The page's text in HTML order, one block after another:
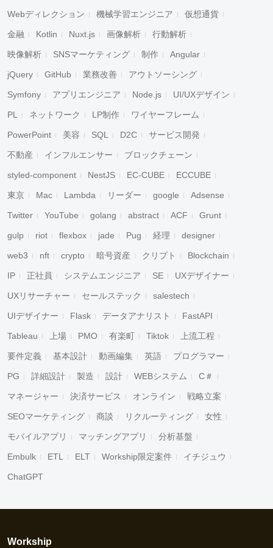
Webディレクション 機械学習エンジニア 仮想通貨
金融 Kotlin Nuxt.js 画像解析 行動解析
映像解析 SNSマーケティング 制作 Angular
jQuery GitHub 業務改善 アウトソーシング
Symfony アプリエンジニア Node.js UI/UXデザイン
PL ネットワーク LP制作 ワイヤーフレーム
PowerPoint 美容 SQL D2C サービス開発
不動産 インフルエンサー ブロックチェーン
styled-component NestJS EC-CUBE ECCUBE
東京 Mac Lambda リーダー google Adsense
Twitter YouTube golang abstract ACF Grunt
gulp riot flexbox jade Pug 経理 designer
web3 nft crypto 暗号資産 クリプト Blockchain
IP 正社員 システムエンジニア SE UXデザイナー
UXリサーチャー セールステック salestech
UIデザイナー Flask データアナリスト FastAPI
Tableau 上場 PMO 有楽町 Tiktok 上流工程
要件定義 基本設計 動画編集 英語 プログラマー
PG 詳細設計 製造 設計 WEBシステム C＃
マネージャー 決済サービス オンライン 戦略立案
SEOマーケティング 商談 リクルーティング 女性
モバイルアプリ マッチングアプリ 分析基盤
Embulk ETL ELT Workship限定案件 イチジュウ
ChatGPT
Workship